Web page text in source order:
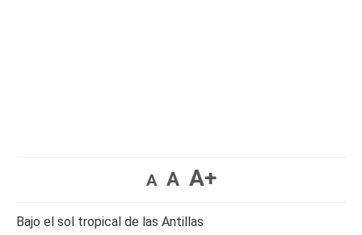
A A A+
Bajo el sol tropical de las Antillas